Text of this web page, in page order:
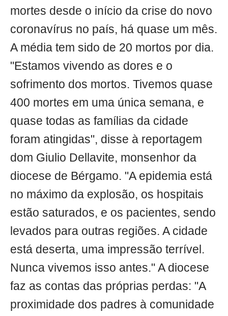
mortes desde o início da crise do novo
coronavírus no país, há quase um mês.
A média tem sido de 20 mortos por dia.
"Estamos vivendo as dores e o
sofrimento dos mortos. Tivemos quase
400 mortes em uma única semana, e
quase todas as famílias da cidade
foram atingidas", disse à reportagem
dom Giulio Dellavite, monsenhor da
diocese de Bérgamo. "A epidemia está
no máximo da explosão, os hospitais
estão saturados, e os pacientes, sendo
levados para outras regiões. A cidade
está deserta, uma impressão terrível.
Nunca vivemos isso antes." A diocese
faz as contas das próprias perdas: "A
proximidade dos padres à comunidade